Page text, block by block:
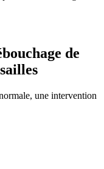
de
une intervention